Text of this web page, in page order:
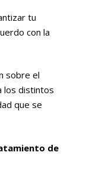
tu
con la
sobre el
los distintos
que se
de